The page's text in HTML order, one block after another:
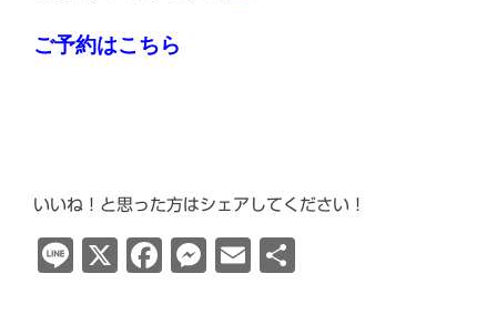
ご予約はこちら
いいね！と思った方はシェアしてください！
Line
X Facebook
Messenger
Email